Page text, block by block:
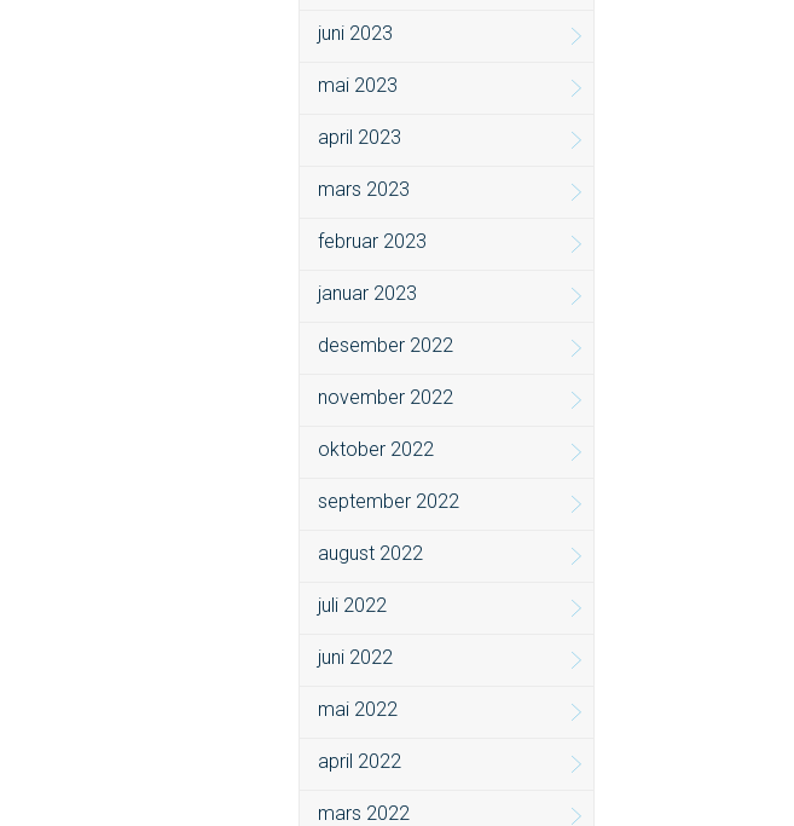
juni 2023
mai 2023
april 2023
mars 2023
februar 2023
januar 2023
desember 2022
november 2022
oktober 2022
september 2022
august 2022
juli 2022
juni 2022
mai 2022
april 2022
mars 2022